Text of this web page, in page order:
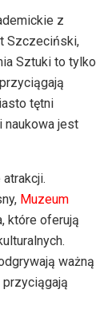
z
Szczeciński,
Sztuki to tylko
tętni
naukowa jest
Muzeum
które oferują
ważną